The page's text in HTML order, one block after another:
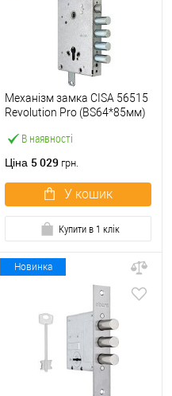
В наявності
Механізм замка CISA 56515
Revolution Pro (BS64*85мм)
торцевої планки
Ціна 5 029 грн.
У кошик
Купити в 1 клік
Новинка